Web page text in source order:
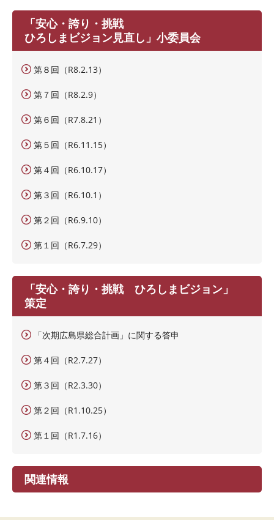
「安心・誇り・挑戦
ひろしまビジョン見直し」小委員会
第８回（R8.2.13）
第７回（R8.2.9）
第６回（R7.8.21）
第５回（R6.11.15）
第４回（R6.10.17）
第３回（R6.10.1）
第２回（R6.9.10）
第１回（R6.7.29）
「安心・誇り・挑戦 ひろしまビジョン」
策定
「次期広島県総合計画」に関する答申
第４回（R2.7.27）
第３回（R2.3.30）
第２回（R1.10.25）
第１回（R1.7.16）
関連情報